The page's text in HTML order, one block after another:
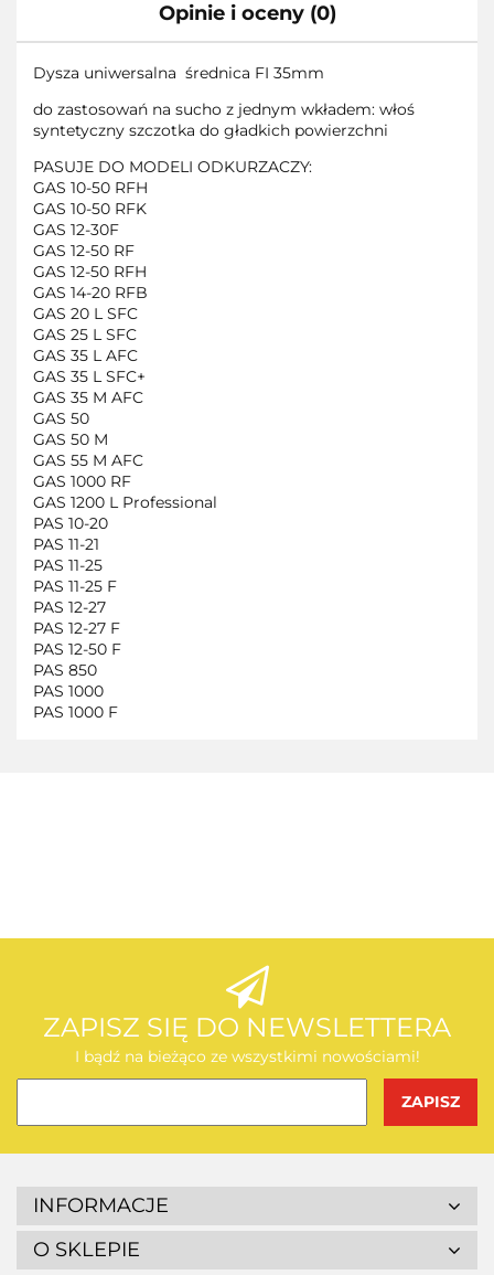
Opinie i oceny (0)
Dysza uniwersalna średnica FI 35mm
do zastosowań na sucho z jednym wkładem: włoś
syntetyczny szczotka do gładkich powierzchni
PASUJE DO MODELI ODKURZACZY:
GAS 10-50 RFH
GAS 10-50 RFK
GAS 12-30F
GAS 12-50 RF
GAS 12-50 RFH
GAS 14-20 RFB
GAS 20 L SFC
GAS 25 L SFC
GAS 35 L AFC
GAS 35 L SFC+
GAS 35 M AFC
GAS 50
GAS 50 M
GAS 55 M AFC
GAS 1000 RF
GAS 1200 L Professional
PAS 10-20
PAS 11-21
PAS 11-25
PAS 11-25 F
PAS 12-27
PAS 12-27 F
PAS 12-50 F
PAS 850
PAS 1000
PAS 1000 F
AEG
ZAPISZ SIĘ DO NEWSLETTERA
I bądź na bieżąco ze wszystkimi nowościami!
INFORMACJE
O SKLEPIE